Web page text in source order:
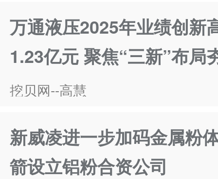
万通液压2025年业绩创新
1.23亿元 聚焦“三新”布局
挖贝网--高慧
新威凌进一步加码金属粉
箭设立铝粉合资公司